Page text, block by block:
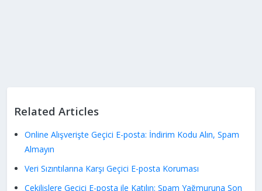
Related Articles
Online Alışverişte Geçici E-posta: İndirim Kodu Alın, Spam
Almayın
Veri Sızıntılarına Karşı Geçici E-posta Koruması
Çekilişlere Geçici E-posta ile Katılın: Spam Yağmuruna Son